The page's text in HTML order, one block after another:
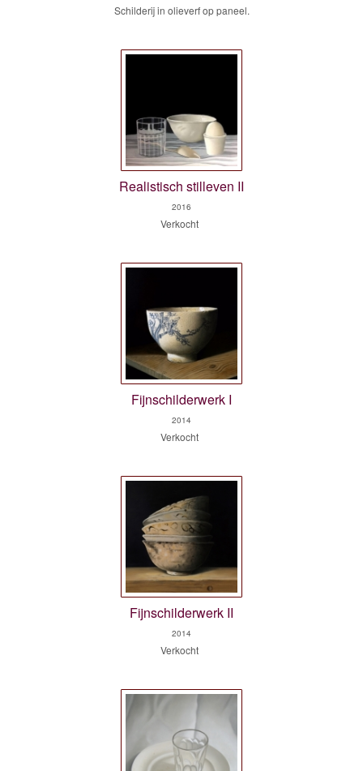
Schilderij in olieverf op paneel.
Realistisch stilleven II
2016
Verkocht
Fijnschilderwerk I
2014
Verkocht
Fijnschilderwerk II
2014
Verkocht